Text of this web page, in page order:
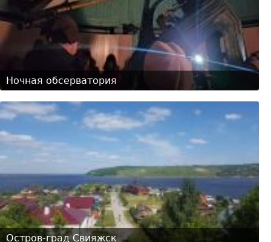
Ночная обсерватория
Остров-град Свияжск